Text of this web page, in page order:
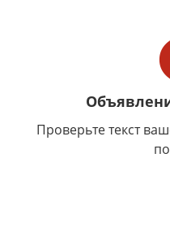
Проверьте текст